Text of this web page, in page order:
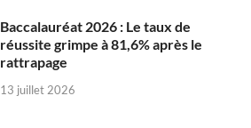
Baccalauréat 2026 : Le taux de
réussite grimpe à 81,6% après le
rattrapage
13 juillet 2026